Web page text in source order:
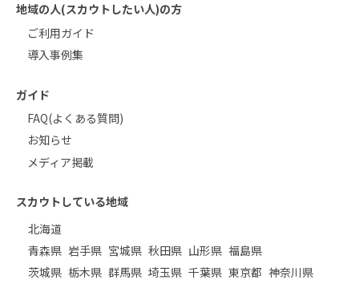
地域の人(スカウトしたい人)の方
ご利用ガイド
導入事例集
ガイド
FAQ(よくある質問)
お知らせ
メディア掲載
スカウトしている地域
北海道
青森県 岩手県 宮城県 秋田県 山形県 福島県
茨城県 栃木県 群馬県 埼玉県 千葉県 東京都 神奈川県